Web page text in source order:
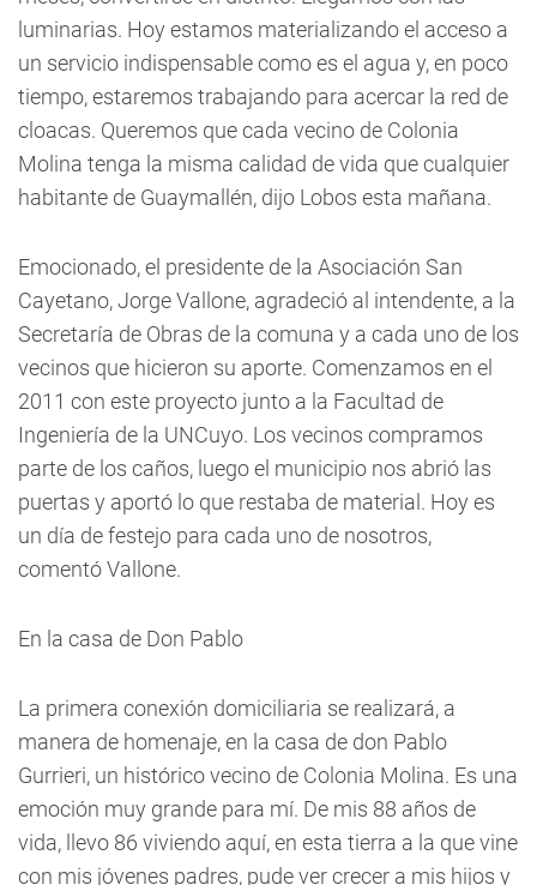
luminarias. Hoy estamos materializando el acceso a
un servicio indispensable como es el agua y, en poco
tiempo, estaremos trabajando para acercar la red de
cloacas. Queremos que cada vecino de Colonia
Molina tenga la misma calidad de vida que cualquier
habitante de Guaymallén, dijo Lobos esta mañana.
Emocionado, el presidente de la Asociación San
Cayetano, Jorge Vallone, agradeció al intendente, a la
Secretaría de Obras de la comuna y a cada uno de los
vecinos que hicieron su aporte. Comenzamos en el
2011 con este proyecto junto a la Facultad de
Ingeniería de la UNCuyo. Los vecinos compramos
parte de los caños, luego el municipio nos abrió las
puertas y aportó lo que restaba de material. Hoy es
un día de festejo para cada uno de nosotros,
comentó Vallone.
En la casa de Don Pablo
La primera conexión domiciliaria se realizará, a
manera de homenaje, en la casa de don Pablo
Gurrieri, un histórico vecino de Colonia Molina. Es una
emoción muy grande para mí. De mis 88 años de
vida, llevo 86 viviendo aquí, en esta tierra a la que vine
con mis jóvenes padres, pude ver crecer a mis hijos y